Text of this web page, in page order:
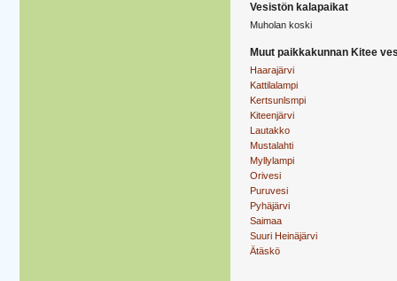
Vesistön kalapaikat
Muholan koski
Muut paikkakunnan Kitee
Haarajärvi
Kattilalampi
Kertsunlsmpi
Kiteenjärvi
Lautakko
Mustalahti
Myllylampi
Orivesi
Puruvesi
Pyhäjärvi
Saimaa
Suuri Heinäjärvi
Ätäskö